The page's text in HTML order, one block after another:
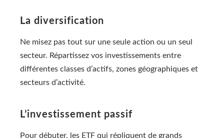
La diversification
Ne misez pas tout sur une seule action ou un seul
secteur. Répartissez vos investissements entre
différentes classes d’actifs, zones géographiques et
secteurs d’activité.
L’investissement passif
Pour débuter, les ETF qui répliquent de grands